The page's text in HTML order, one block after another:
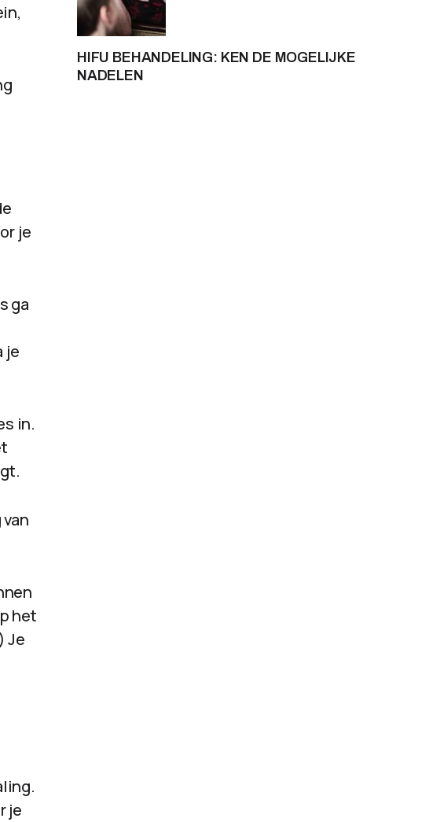
je
ga
je
in.
het
Je
je
HIFU BEHANDELING: KEN DE MOGELIJKE
NADELEN